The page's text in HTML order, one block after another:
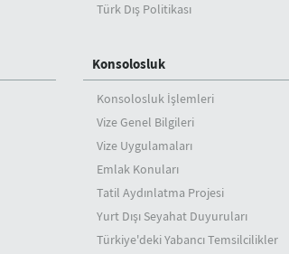
Türk Dış Politikası
Konsolosluk
Konsolosluk İşlemleri
Vize Genel Bilgileri
Vize Uygulamaları
Emlak Konuları
Tatil Aydınlatma Projesi
Yurt Dışı Seyahat Duyuruları
Türkiye'deki Yabancı Temsilcilikler